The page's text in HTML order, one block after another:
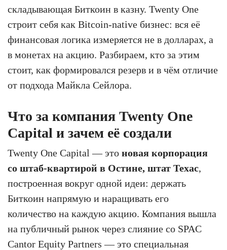
складывающая Биткоин в казну. Twenty One
строит себя как Bitcoin-native бизнес: вся её
финансовая логика измеряется не в долларах, а
в монетах на акцию. Разбираем, кто за этим
стоит, как формировался резерв и в чём отличие
от подхода Майкла Сейлора.
Что за компания Twenty One
Capital и зачем её создали
Twenty One Capital — это новая корпорация
со штаб-квартирой в Остине, штат Техас,
построенная вокруг одной идеи: держать
Биткоин напрямую и наращивать его
количество на каждую акцию. Компания вышла
на публичный рынок через слияние со SPAC
Cantor Equity Partners — это специальная